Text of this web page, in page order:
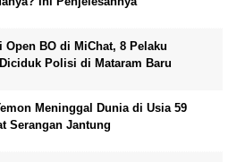
Open BO di MiChat, 8 Pelaku
Polisi di Mataram Baru
Meninggal Dunia di Usia 59
Serangan Jantung